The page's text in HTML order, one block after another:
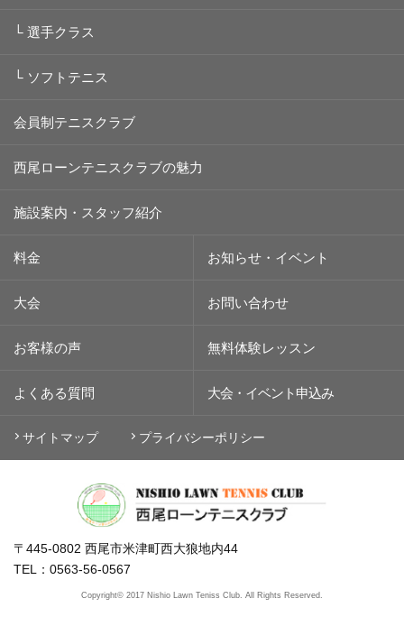
└ 選手クラス
└ ソフトテニス
会員制テニスクラブ
西尾ローンテニスクラブの魅力
施設案内・スタッフ紹介
料金 お知らせ・イベント
大会 お問い合わせ
お客様の声 無料体験レッスン
よくある質問 大会・イベント 申込み
サイトマップ プライバシーポリシー
〒445-0802 西尾市米津町西大狼地内44
TEL：0563-56-0567
Copyright© 2017 Nishio Lawn Teniss Club. All Rights Reserved.